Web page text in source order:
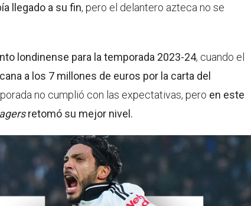
llegado a su fin, pero el delantero azteca no se
londinense para la temporada 2023-24, cuando el
a los 7 millones de euros por la carta del
no cumplió con las expectativas, pero en este
retomó su mejor nivel.